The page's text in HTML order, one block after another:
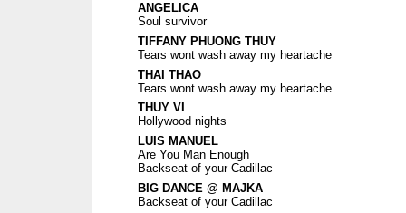
ANGELICA
Soul survivor
TIFFANY PHUONG THUY
Tears wont wash away my heartache
THAI THAO
Tears wont wash away my heartache
THUY VI
Hollywood nights
LUIS MANUEL
Are You Man Enough
Backseat of your Cadillac
BIG DANCE @ MAJKA
Backseat of your Cadillac